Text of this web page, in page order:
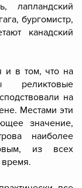
лапландский
бургомистр,
канадский
и в том, что на
реликтовые
на
Местами эти
значение,
наиболее
из всех